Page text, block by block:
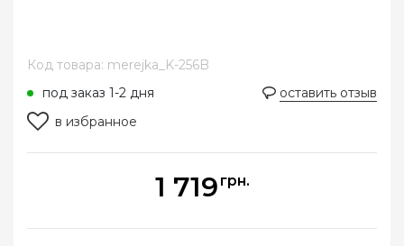
Код товара: merejka_K-256B
под заказ 1-2 дня
оставить отзыв
в избранное
1 719 грн.